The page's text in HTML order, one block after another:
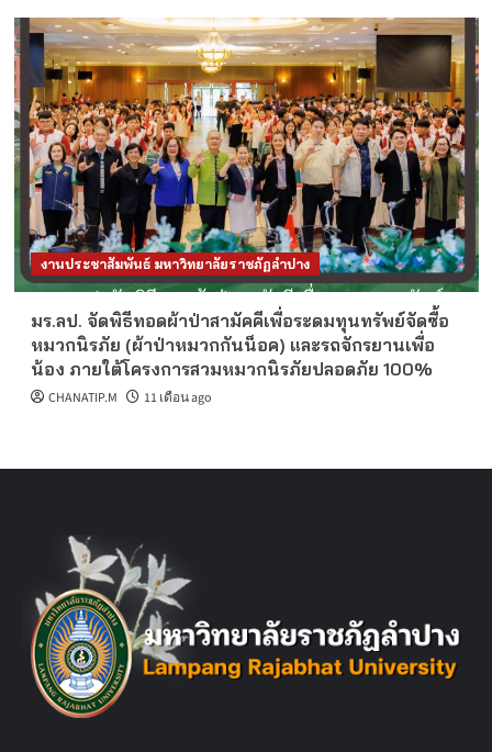
งานประชาสัมพันธ์ มหาวิทยาลัยราชภัฏลำปาง
มร.ลป. จัดพิธีทอดผ้าป่าสามัคคีเพื่อระดมทุนทรัพย์จัดซื้อ
หมวกนิรภัย (ผ้าป่าหมวกกันน็อค) และรถจักรยานเพื่อ
น้อง ภายใต้โครงการสวมหมวกนิรภัยปลอดภัย 100%
CHANATIP.M 11 เดือน ago